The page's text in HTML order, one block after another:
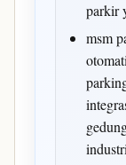
parkir
msm